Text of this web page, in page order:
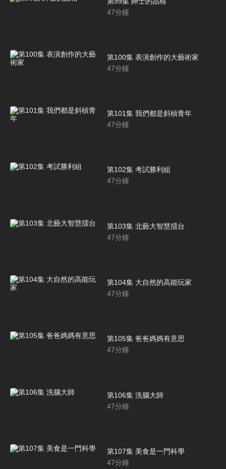
47分鐘
第100集 表演創作的大藝術家
47分鐘
第101集 我們都是斜槓青年
47分鐘
第102集 考試勝利組
47分鐘
第103集 北藝大智慧擂台
47分鐘
第104集 大自然的高能玩家
47分鐘
第105集 爸爸媽媽有意思
47分鐘
第106集 洗腦大師
47分鐘
第107集 美食是一門科學
47分鐘